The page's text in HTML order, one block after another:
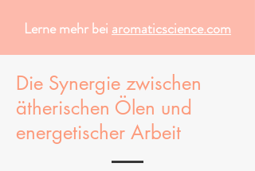
Lerne mehr bei aromaticscience.com
Die Synergie zwischen
ätherischen Ölen und
energetischer Arbeit